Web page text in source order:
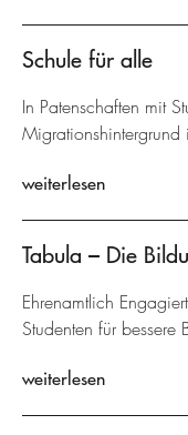
Schule für alle
In Patenschaften mit
Migrationshintergrund
weiterlesen
Tabula – Die
Ehrenamtlich
Studenten für bessere
weiterlesen